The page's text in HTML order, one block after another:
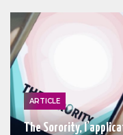
ARTICLE
The Sorority,